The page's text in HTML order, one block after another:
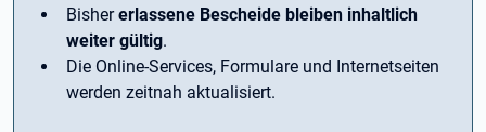
Bishererlassene Bescheide bleiben inhaltlich
weiter gültig.
Die Online-Services, Formulare und Internetseiten
werden zeitnah aktualisiert.